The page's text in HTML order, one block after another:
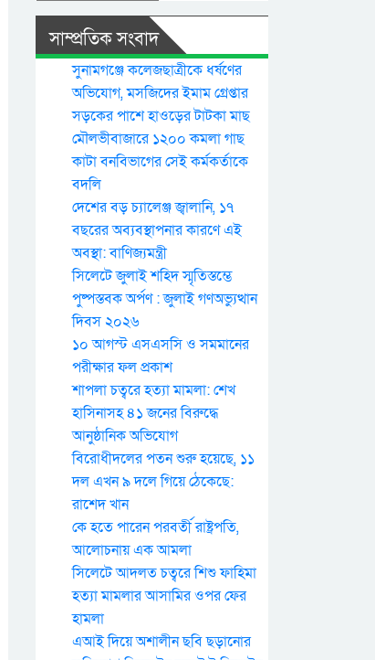
সাম্প্রতিক সংবাদ
সুনামগঞ্জে কলেজছাত্রীকে ধর্ষণের
অভিযোগ, মসজিদের ইমাম গ্রেপ্তার
সড়কের পাশে হাওড়ের টাটকা মাছ
মৌলভীবাজারে ১২০০ কমলা গাছ
কাটা বনবিভাগের সেই কর্মকর্তাকে
বদলি
দেশের বড় চ্যালেঞ্জ জ্বালানি, ১৭
বছরের অব্যবস্থাপনার কারণে এই
অবস্থা: বাণিজ্যমন্ত্রী
সিলেটে জুলাই শহিদ স্মৃতিস্তম্ভে
পুষ্পস্তবক অর্পণ : জুলাই গণঅভ্যুত্থান
দিবস ২০২৬
১০ আগস্ট এসএসসি ও সমমানের
পরীক্ষার ফল প্রকাশ
শাপলা চত্বরে হত্যা মামলা: শেখ
হাসিনাসহ ৪১ জনের বিরুদ্ধে
আনুষ্ঠানিক অভিযোগ
বিরোধীদলের পতন শুরু হয়েছে, ১১
দল এখন ৯ দলে গিয়ে ঠেকেছে:
রাশেদ খান
কে হতে পারেন পরবর্তী রাষ্ট্রপতি,
আলোচনায় এক আমলা
সিলেটে আদলত চত্বরে শিশু ফাহিমা
হত্যা মামলার আসামির ওপর ফের
হামলা
এআই দিয়ে অশালীন ছবি ছড়ানোর